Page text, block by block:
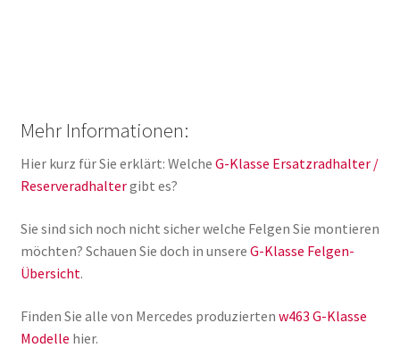
Mehr Informationen:
Hier kurz für Sie erklärt: Welche G-Klasse Ersatzradhalter /
Reserveradhaltergibt es?
Sie sind sich noch nicht sicher welche Felgen Sie montieren
möchten? Schauen Sie doch in unsere G-Klasse Felgen-
Übersicht.
Finden Sie alle von Mercedes produzierten w463 G-Klasse
Modelle hier.